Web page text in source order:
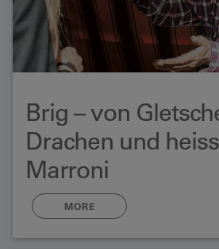
Brig – von
Drachen und
Marroni
Zwischen Bern und Mailand,
Brig ist der Verkehrsknotenpunkt
MORE